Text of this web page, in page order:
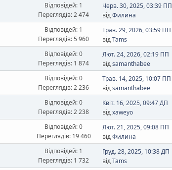
Відповідей: 1
Переглядів: 2 474
Черв. 30, 2025, 03:39 ПП
відФилина
Відповідей: 1
Переглядів: 5 960
Трав. 29, 2026, 03:59 ПП
відTams
Відповідей: 0
Переглядів: 1 874
Лют. 24, 2026, 02:19 ПП
відsamanthabee
Відповідей: 0
Переглядів: 2 236
Трав. 14, 2025, 10:07 ПП
відsamanthabee
Відповідей: 0
Переглядів: 2 238
Квіт. 16, 2025, 09:47 ДП
відxaweyo
Відповідей: 0
Переглядів: 19 460
Лют. 21, 2025, 09:08 ПП
відФилина
Відповідей: 1
Переглядів: 1 732
Груд. 28, 2025, 10:38 ДП
відTams